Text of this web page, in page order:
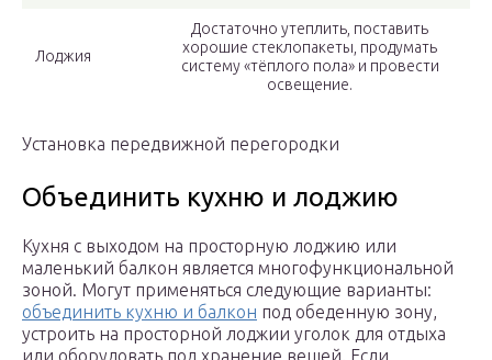
Лоджия
Достаточно утеплить, поставить
хорошие стеклопакеты, продумать
систему «тёплого пола» и провести
освещение.
Установка передвижной перегородки
Объединить кухню и лоджию
Кухня с выходом на просторную лоджию или
маленький балкон является многофункциональной
зоной. Могут применяться следующие варианты:
объединить кухню и балкон под обеденную зону,
устроить на просторной лоджии уголок для отдыха
или оборудовать под хранение вещей. Если